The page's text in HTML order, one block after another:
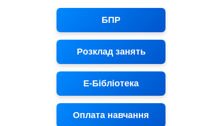
БПР
Розклад занять
Е-Бібліотека
Оплата навчання